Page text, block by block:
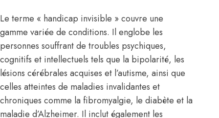
Le terme « handicap invisible » couvre une
gamme variée de conditions. Il englobe les
personnes souffrant de troubles psychiques,
cognitifs et intellectuels tels que la bipolarité, les
lésions cérébrales acquises et l’autisme, ainsi que
celles atteintes de maladies invalidantes et
chroniques comme la fibromyalgie, le diabète et la
maladie d’Alzheimer. Il inclut également les